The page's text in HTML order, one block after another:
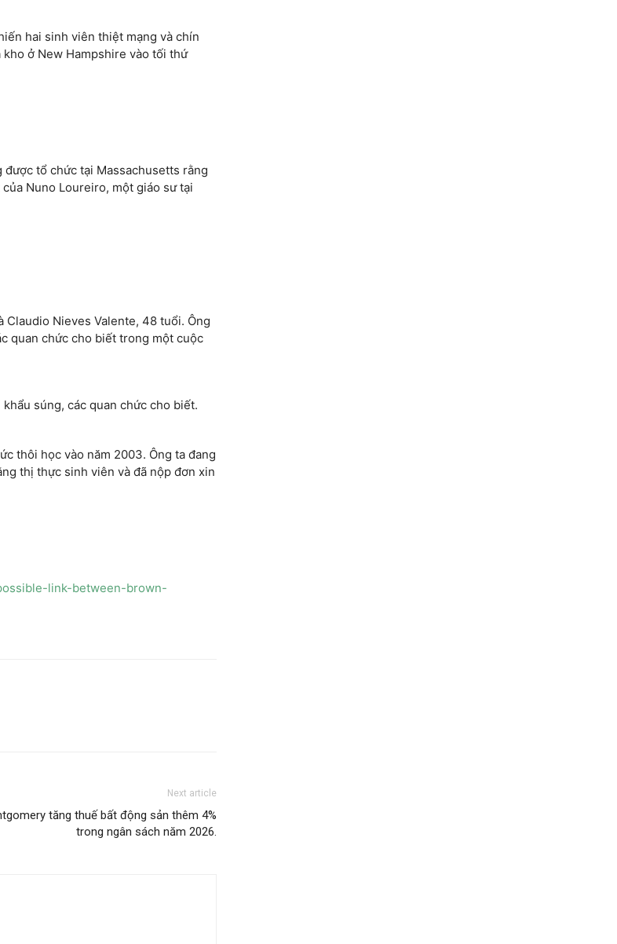
hai sinh viên thiệt mạng và chín
ở New Hampshire vào tối thứ
tổ chức tại Massachusetts rằng
Nuno Loureiro, một giáo sư tại
Nieves Valente, 48 tuổi. Ông
quan chức cho biết trong một cuộc
súng, các quan chức cho biết.
thôi học vào năm 2003. Ông ta đang
thị thực sinh viên và đã nộp đơn xin
link-between-brown-
Next article
tăng thuế bất động sản thêm 4%
trong ngân sách năm 2026.